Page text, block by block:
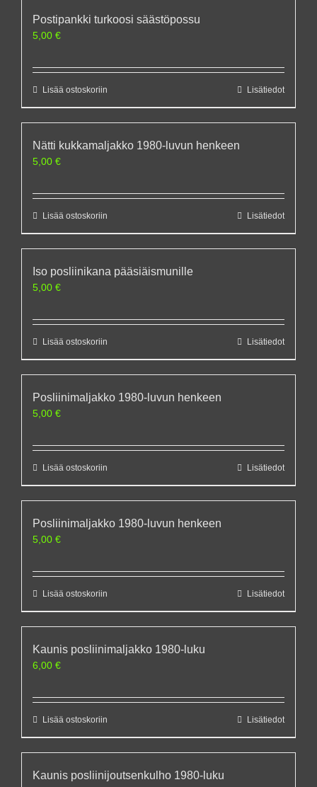
Postipankki turkoosi säästöpossu
5,00 €
Lisää ostoskoriin Lisätiedot
Nätti kukkamaljakko 1980-luvun henkeen
5,00 €
Lisää ostoskoriin Lisätiedot
Iso posliinikana pääsiäismunille
5,00 €
Lisää ostoskoriin Lisätiedot
Posliinimaljakko 1980-luvun henkeen
5,00 €
Lisää ostoskoriin Lisätiedot
Posliinimaljakko 1980-luvun henkeen
5,00 €
Lisää ostoskoriin Lisätiedot
Kaunis posliinimaljakko 1980-luku
6,00 €
Lisää ostoskoriin Lisätiedot
Kaunis posliinijoutsenkulho 1980-luku